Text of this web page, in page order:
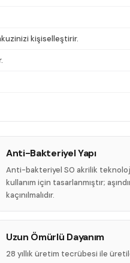
kişiselleştirir.
Anti-Bakteriyel Yapı
Anti-bakteriyel SO akrilik
kullanım için tasarlanmıştır;
kaçınılmalıdır.
Uzun Ömürlü Dayanım
28 yıllık üretim tecrübesi ile